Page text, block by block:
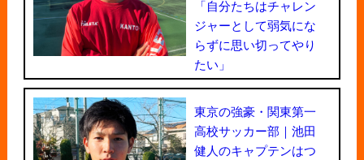
「自分たちはチャレン
ジャーとして弱気にな
らずに思い切ってやり
たい」
東京の強豪・関東第一
高校サッカー部｜池田
健人のキャプテンはつ